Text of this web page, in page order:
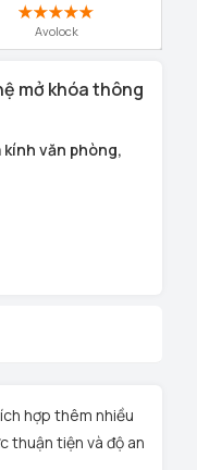
Avolock
mở khóa thông
kính văn phòng,
hợp thêm nhiều
thuận tiện và độ an